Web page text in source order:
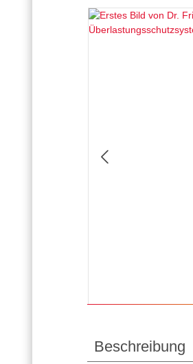
Beschreibung